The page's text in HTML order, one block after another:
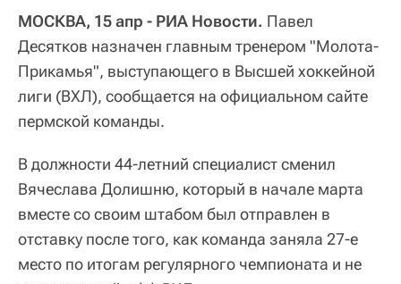
МОСКВА, 15 апр - РИА Новости. Павел
Десятков назначен главным тренером "Молота-
Прикамья", выступающего в Высшей хоккейной
лиги (ВХЛ), сообщается на официальном сайте
пермской команды.
В должности 44-летний специалист сменил
Вячеслава Долишню, который в начале марта
вместе со своим штабом был отправлен в
отставку после того, как команда заняла 27-е
место по итогам регулярного чемпионата и не